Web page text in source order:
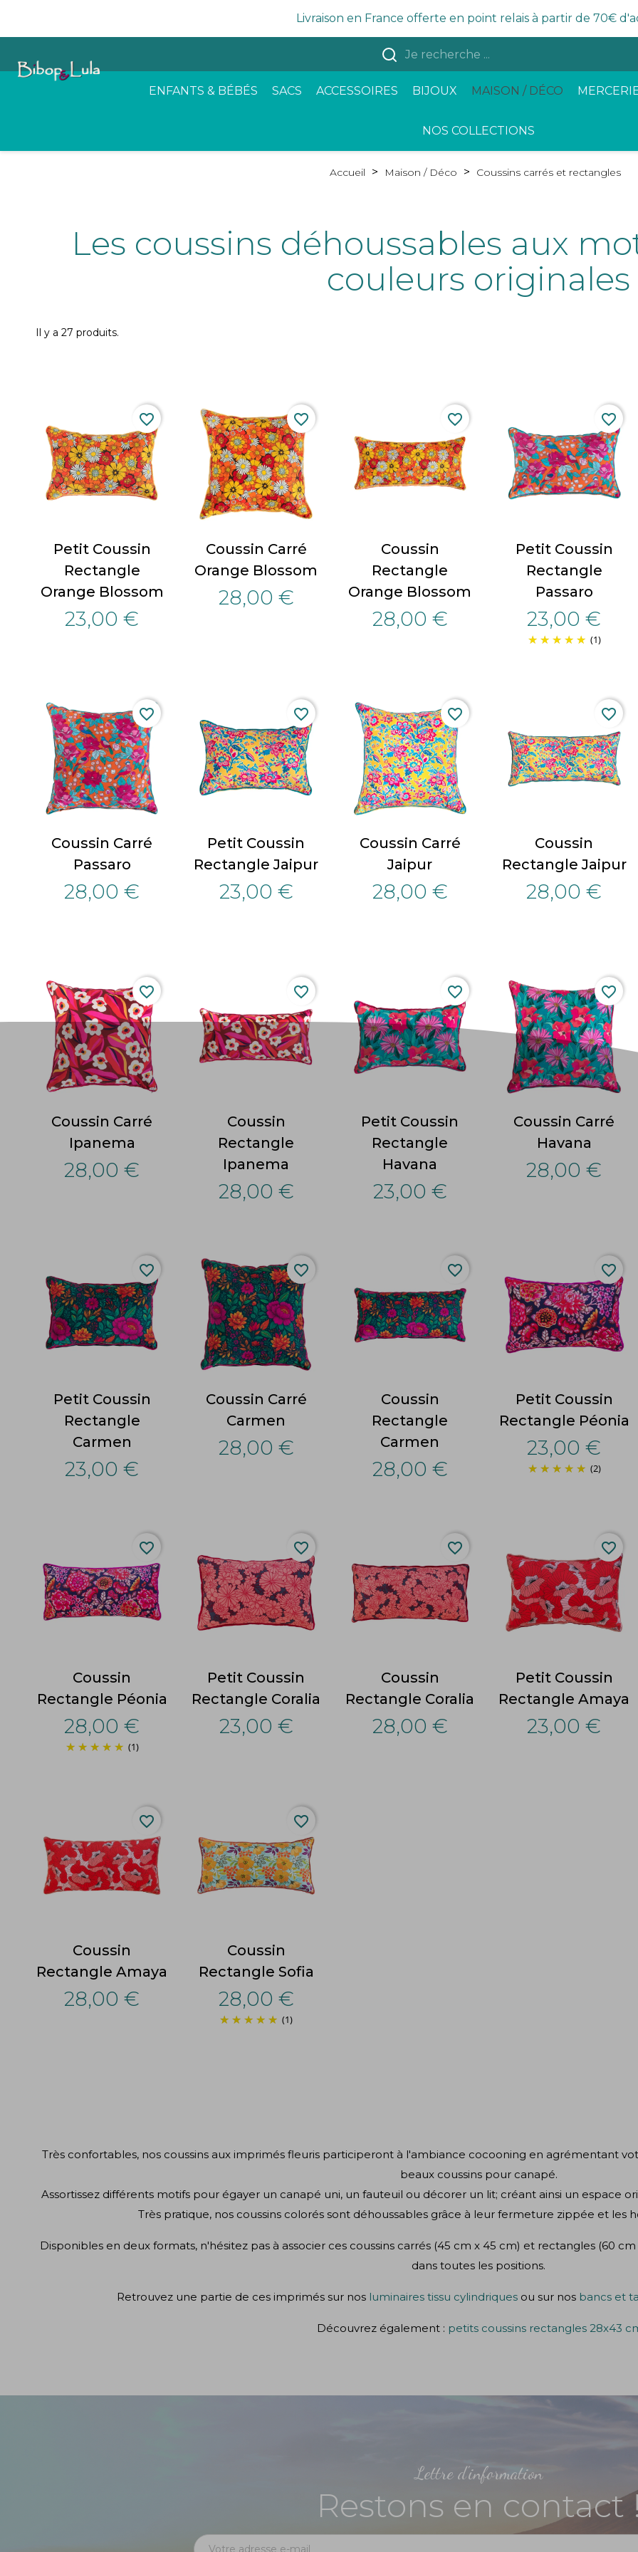
Livraison en France offerte en point relais à partir de 70€
ENFANTS & BÉBÉS SACS ACCESSOIRES BIJOUX MAISON / DÉCO
NOS COLLECTIONS
Accueil Maison / Déco Coussins carrés et rectangles
Les coussins déhoussables aux
couleurs originales
Il y a 27 produits.
Petit Coussin
Rectangle
Orange Blossom
23,00 €
favorite_border
Coussin Carré
Orange Blossom
28,00 €
favorite_border
Coussin
Rectangle
Orange Blossom
28,00 €
favorite_border
Petit Coussin
Rectangle
Passaro
23,00 €
(1)
favorite_border
Coussin Carré
Passaro
28,00 €
favorite_border
Petit Coussin
Rectangle Jaipur
23,00 €
favorite_border
Coussin Carré
Jaipur
28,00 €
favorite_border
Coussin
Rectangle Jaipur
28,00 €
favorite_border
Coussin Carré
Ipanema
28,00 €
favorite_border
Coussin
Rectangle
Ipanema
28,00 €
favorite_border
Petit Coussin
Rectangle
Havana
23,00 €
favorite_border
Coussin Carré
Havana
28,00 €
favorite_border
Petit Coussin
Rectangle
Carmen
23,00 €
favorite_border
Coussin Carré
Carmen
28,00 €
favorite_border
Coussin
Rectangle
Carmen
28,00 €
favorite_border
Petit Coussin
Rectangle Péonia
23,00 €
(2)
favorite_border
Coussin
Rectangle Péonia
28,00 €
(1)
favorite_border
Petit Coussin
Rectangle Coralia
23,00 €
favorite_border
Coussin
Rectangle Coralia
28,00 €
favorite_border
Petit Coussin
Rectangle Amaya
23,00 €
favorite_border
Coussin
Rectangle Amaya
28,00 €
favorite_border
Coussin
Rectangle Sofia
28,00 €
(1)
favorite_border
Très confortables, nos coussins aux imprimés fleuris participeront à l'ambiance cocooning en agrémentant
beaux coussins pour canapé.
Assortissez différents motifs pour égayer un canapé uni, un fauteuil ou décorer un lit; créant ainsi un espace
Très pratique, nos coussins colorés sont déhoussables grâce à leur fermeture zippée et les
Disponibles en deux formats, n'hésitez pas à associer ces coussins carrés (45 cm x 45 cm) et rectangles (60
dans toutes les positions.
Retrouvez une partie de ces imprimés sur nos luminaires tissu cylindriquesou sur nos bancs et
Découvrez également : petits coussins rectangles 28x43
Lettre d'information
Restons en contact !